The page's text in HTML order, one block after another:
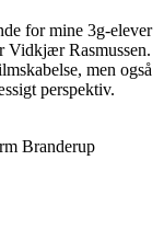
for mine 3g-elever
Vidkjær Rasmussen.
men også
perspektiv.
Branderup